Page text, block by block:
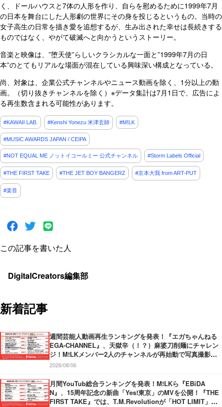
く、ドールハウスと7体の人形を作り、自らを慰めるために1999年7月
の日本を舞台にした人形劇の世界にその身を投じるというもの。当時の
女子高生の日常を描き愛を追想するが、生み出された幸せは長続きする
ものではなく、やがて破滅へと向かうというストーリー。
音楽と映像は、”堕天使”らしいクラシカルな一面と”1999年7月の日
本”のとてもリアルな場面が混在している興味深い構成となっている。
尚、対象は、企業公式チャンネルやニュース動画を除く、1分以上の動
画。（切り抜きチャンネルを除く）※データ集計は7月1日で、広告によ
る再生数含まれる可能性があります。
#KAWAII LAB. #Kenshi Yonezu 米津玄師 #M!LK
#MUSIC AWARDS JAPAN / CEIPA
#NOT EQUAL ME ノットイコールミー 公式チャンネル #Storm Labels Official
#THE FIRST TAKE #THE JET BOY BANGERZ #京本大我 from ART-PUT
#楽音
この記事を書いた人
DigitalCreators編集部
新着記事
週間芸能人動画再生ランキングを発表！『エガちゃんねる
EGA-CHANNEL』、天獄辛（！？）麻婆刀削麺にチャレン
ジ！M!LKメンバー2人のチャンネルが再始動で写真撮影！
『中田敦彦のYouTube大学 – NAKATA UNIVERSITY』、日
2026/08/06
月間YouTub総合ランキングを発表！M!LKら『EBiDA
N』、15周年記念の新曲「Yes!東京」のMVを公開！『THE
FIRST TAKE』では、T.M.Revolutionが「HOT LIMIT」を